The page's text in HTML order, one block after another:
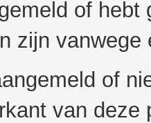
of
zijn
of
van